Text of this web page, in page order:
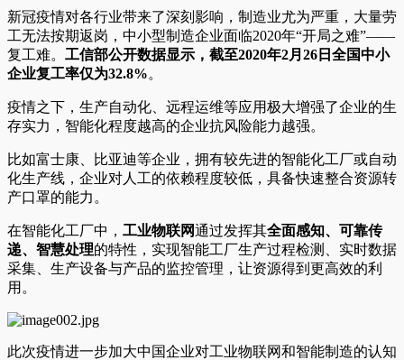
新冠疫情对各行业带来了深刻影响，制造业尤为严重，大量劳
工无法按期返岗，中小型制造企业面临2020年“开局之难”——
复工难。 工信部公开数据显示，截至2020年2月26日全国中小
企业复工率仅为32.8%。
疫情之下，生产自动化、远程运维等应用极大增强了企业的生
存实力，智能化程度越高的企业抗风险能力越强。
比如富士康、比亚迪等企业，拥有较先进的智能化工厂或自动
化生产线，企业对人工的依赖程度较低，具备快速整合资源转
产口罩的能力。
在智能化工厂中， 工业物联网通过发挥其全面感知、可靠传
递、智慧处理的特性，实现智能工厂生产过程检测、实时数据
采集、生产设备与产品的监控管理，让资源得到更高效的利
用。
此次疫情进一步加大中国企业对工业物联网和智能制造的认知